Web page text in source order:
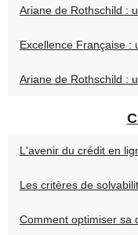
Ariane de Rothschild :
Excellence Française :
Ariane de Rothschild :
L'avenir du crédit en
Les critères de
Comment optimiser sa